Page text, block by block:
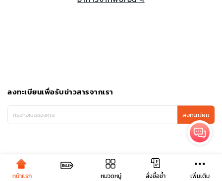
ลงทะเบียนเพื่อรับข่าวสารจากเรา
ลงทะเบียน
หน้าแรก หมวดหมู่ สั่งซื้อซ้ำ เพิ่มเติม